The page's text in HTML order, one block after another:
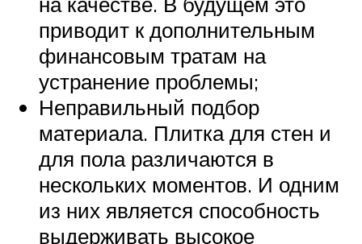
приводит к дополнительным
финансовым тратам на
устранение проблемы;
Неправильный подбор
материала. Плитка для стен и
для пола различаются в
нескольких моментов. И одним
из них является способность
выдерживать высокое